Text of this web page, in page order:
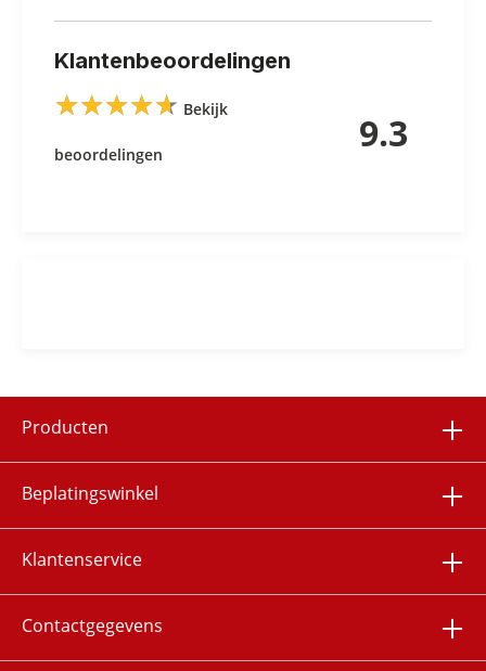
Klantenbeoordelingen
★★★★★
★★★★★ Bekijk
beoordelingen 9.3
Producten
Beplatingswinkel
Klantenservice
Contactgegevens